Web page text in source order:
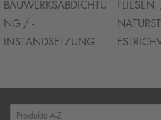
BAUWERKSABDICHTU
NG / -
INSTANDSETZUNG